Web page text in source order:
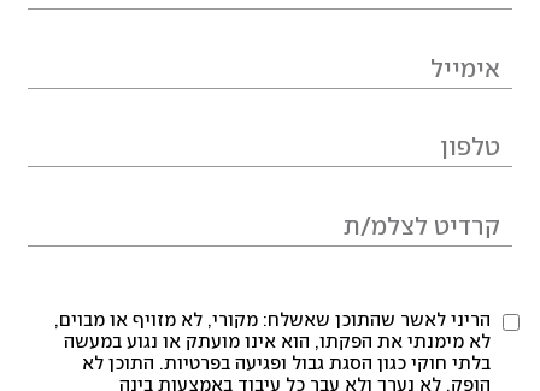
הריני לאשר שהתוכן שאשלח: מקורי, לא מזויף או מבוים,
לא מימנתי את הפקתו, הוא אינו מועתק או נגוע במעשה
בלתי חוקי כגון הסגת גבול ופגיעה בפרטיות. התוכן לא
הופק, לא נערך ולא עבר כל עיבוד באמצעות בינה